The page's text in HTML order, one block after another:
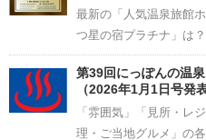
最新の「人気温泉旅館
つ星の宿プラチナ」は？
第39回にっぽんの温
（2026年1月1日号発表
「雰囲気」「見所・レ
理・ご当地グルメ」の